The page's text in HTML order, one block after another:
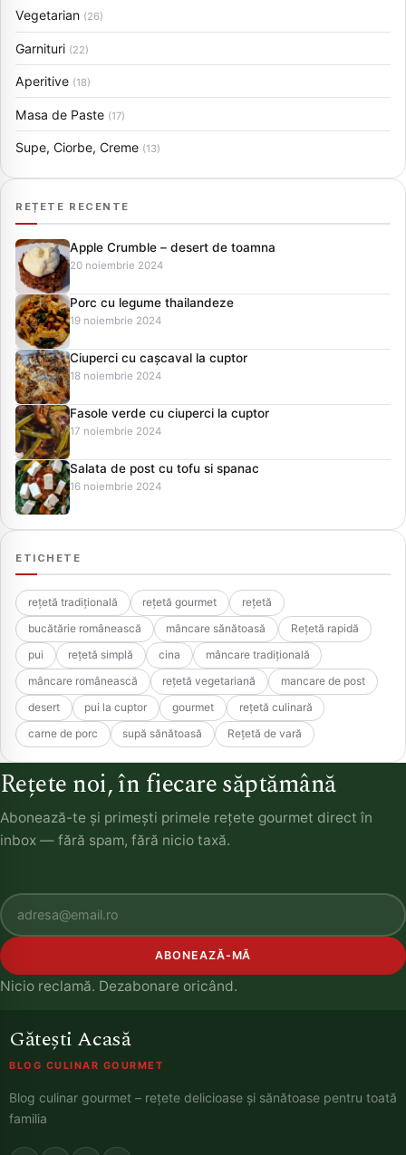
Vegetarian (26)
Garnituri (22)
Aperitive (18)
Masa de Paste (17)
Supe, Ciorbe, Creme (13)
REȚETE RECENTE
Apple Crumble – desert de toamna
20 noiembrie 2024
Porc cu legume thailandeze
19 noiembrie 2024
Ciuperci cu cașcaval la cuptor
18 noiembrie 2024
Fasole verde cu ciuperci la cuptor
17 noiembrie 2024
Salata de post cu tofu si spanac
16 noiembrie 2024
ETICHETE
rețetă tradițională rețetă gourmet
rețetă
bucătărie românească
mâncare sănătoasă
Rețetă rapidă
pui
rețetă simplă cina
mâncare tradițională
mâncare românească
rețetă vegetariană
mancare de post
desert
pui la cuptor gourmet
rețetă culinară
carne de porc
supă sănătoasă Rețetă de vară
Rețete noi, în fiecare săptămână
Abonează-te și primești primele rețete gourmet direct în
inbox — fără spam, fără nicio taxă.
ABONEAZĂ-MĂ
Nicio reclamă. Dezabonare oricând.
Gătești Acasă
BLOG CULINAR GOURMET
Blog culinar gourmet – rețete delicioase și sănătoase pentru toată
familia